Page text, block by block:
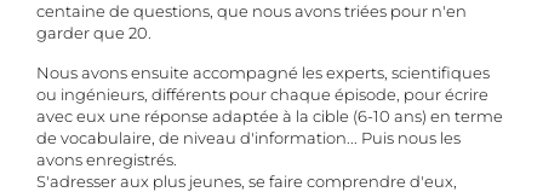
centaine de questions, que nous avons triées pour n'en
garder que 20.
Nous avons ensuite accompagné les experts, scientifiques
ou ingénieurs, différents pour chaque épisode, pour écrire
avec eux une réponse adaptée à la cible (6-10 ans) en terme
de vocabulaire, de niveau d'information... Puis nous les
avons enregistrés.
S'adresser aux plus jeunes, se faire comprendre d'eux,